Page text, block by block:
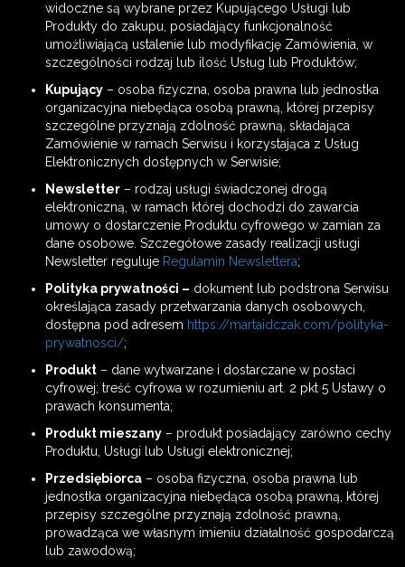
widoczne są wybrane przez Kupującego Usługi lub
Produkty do zakupu, posiadający funkcjonalność
umożliwiającą ustalenie lub modyfikację Zamówienia, w
szczególności rodzaj lub ilość Usług lub Produktów;
Kupujący – osoba fizyczna, osoba prawna lub jednostka
organizacyjna niebędąca osobą prawną, której przepisy
szczególne przyznają zdolność prawną, składająca
Zamówienie w ramach Serwisu i korzystająca z Usług
Elektronicznych dostępnych w Serwisie;
Newsletter – rodzaj usługi świadczonej drogą
elektroniczną, w ramach której dochodzi do zawarcia
umowy o dostarczenie Produktu cyfrowego w zamian za
dane osobowe. Szczegółowe zasady realizacji usługi
Newsletter reguluje Regulamin Newslettera;
Polityka prywatności – dokument lub podstrona Serwisu
określająca zasady przetwarzania danych osobowych,
dostępna pod adresem https://martaidczak.com/polityka-
prywatnosci/;
Produkt – dane wytwarzane i dostarczane w postaci
cyfrowej; treść cyfrowa w rozumieniu art. 2 pkt 5 Ustawy o
prawach konsumenta;
Produkt mieszany – produkt posiadający zarówno cechy
Produktu, Usługi lub Usługi elektronicznej;
Przedsiębiorca – osoba fizyczna, osoba prawna lub
jednostka organizacyjna niebędąca osobą prawną, której
przepisy szczególne przyznają zdolność prawną,
prowadząca we własnym imieniu działalność gospodarczą
lub zawodową;